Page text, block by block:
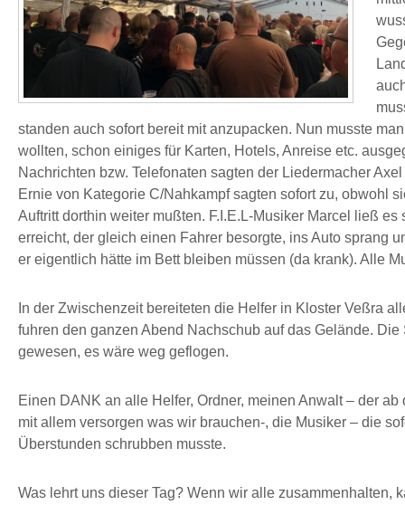
standen auch sofort bereit mit anzupacken. Nun musste
wollten, schon einiges für Karten, Hotels, Anreise etc.
Nachrichten bzw. Telefonaten sagten der Liedermacher
Ernie von Kategorie C/Nahkampf sagten sofort zu, obwohl
Auftritt dorthin weiter mußten. F.I.E.L-Musiker Marcel ließ
erreicht, der gleich einen Fahrer besorgte, ins Auto sprang
er eigentlich hätte im Bett bleiben müssen (da krank). Alle
In der Zwischenzeit bereiteten die Helfer in Kloster Veßra
fuhren den ganzen Abend Nachschub auf das Gelände.
gewesen, es wäre weg geflogen.
Einen DANK an alle Helfer, Ordner, meinen Anwalt – der
mit allem versorgen was wir brauchen-, die Musiker – die
Überstunden schrubben musste.
Was lehrt uns dieser Tag? Wenn wir alle